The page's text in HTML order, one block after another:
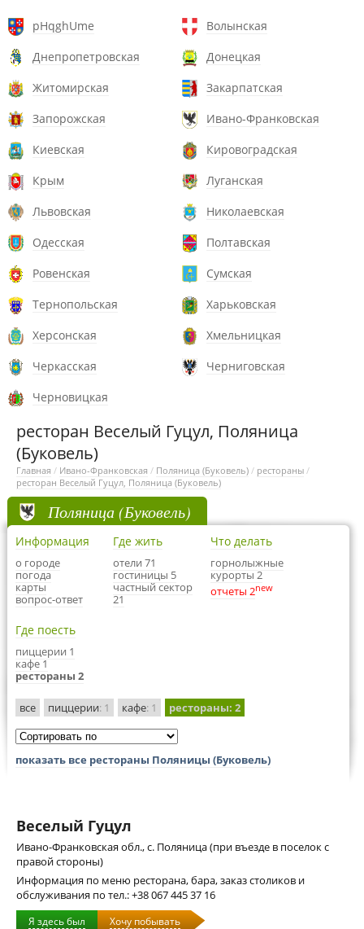
pHqghUme
Волынская
Днепропетровская
Донецкая
Житомирская
Закарпатская
Запорожская
Ивано-Франковская
Киевская
Кировоградская
Крым
Луганская
Львовская
Николаевская
Одесская
Полтавская
Ровенская
Сумская
Тернопольская
Харьковская
Херсонская
Хмельницкая
Черкасская
Черниговская
Черновицкая
ресторан Веселый Гуцул, Поляница
(Буковель)
Главная / Ивано-Франковская / Поляница (Буковель) / рестораны /
ресторан Веселый Гуцул, Поляница (Буковель)
Поляница (Буковель)
Информация
о городе
погода
карты
вопрос-ответ
Где жить
отели 71
гостиницы 5
частный сектор
21
Что делать
горнолыжные
курорты 2
отчеты 2new
Где поесть
пиццерии 1
кафе 1
рестораны 2
все пиццерии: 1 кафе: 1 рестораны: 2
показать все рестораны Поляницы (Буковель)
Веселый Гуцул
Ивано-Франковская обл., с. Поляница (при въезде в поселок с
правой стороны)
Информация по меню ресторана, бара, заказ столиков и
обслуживания по тел.: +38 067 445 37 16
Я здесь был Хочу побывать